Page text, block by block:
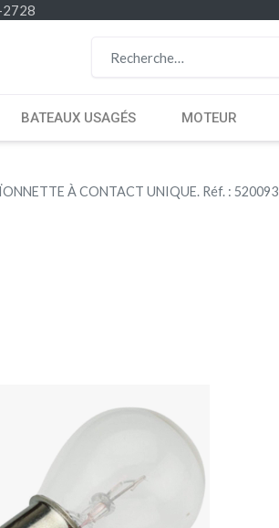
BATEAUX USAGÉS MOTEUR
À CONTACT UNIQUE. Réf. : 520093